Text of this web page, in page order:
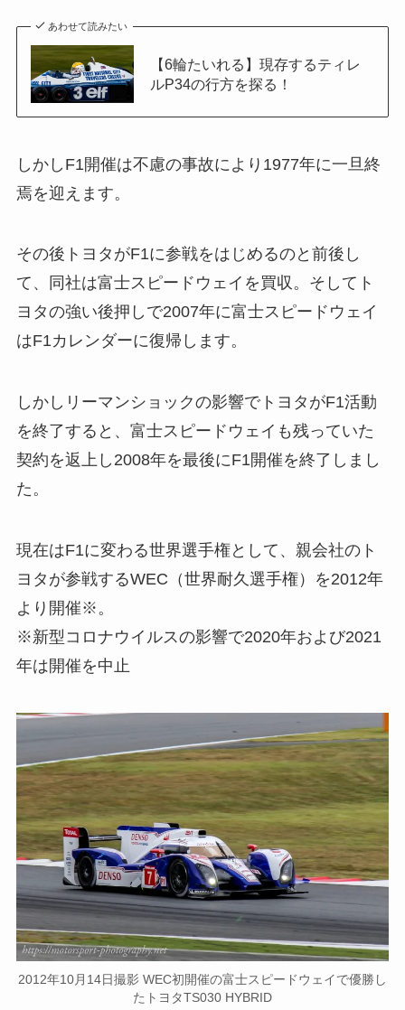
あわせて読みたい
【6輪たいれる】現存するティレ
ルP34の行方を探る！
しかしF1開催は不慮の事故により1977年に一旦終
焉を迎えます。
その後トヨタがF1に参戦をはじめるのと前後し
て、同社は富士スピードウェイを買収。そしてト
ヨタの強い後押しで2007年に富士スピードウェイ
はF1カレンダーに復帰します。
しかしリーマンショックの影響でトヨタがF1活動
を終了すると、富士スピードウェイも残っていた
契約を返上し2008年を最後にF1開催を終了しまし
た。
現在はF1に変わる世界選手権として、親会社のト
ヨタが参戦するWEC（世界耐久選手権）を2012年
より開催※。
※新型コロナウイルスの影響で2020年および2021
年は開催を中止
2012年10月14日撮影 WEC初開催の富士スピードウェイで優勝し
たトヨタTS030 HYBRID